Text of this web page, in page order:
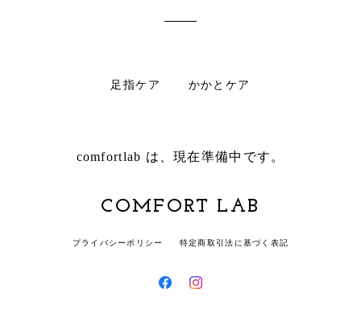
足指ケア かかとケア
comfortlab は、現在準備中です。
COMFORT LAB
プライバシーポリシー 特定商取引法に基づく表記